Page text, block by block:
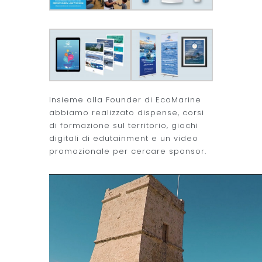
Insieme alla Founder di EcoMarine
abbiamo realizzato dispense, corsi
di formazione sul territorio, giochi
digitali di edutainment e un video
promozionale per cercare sponsor.